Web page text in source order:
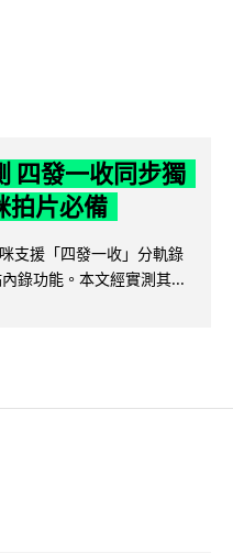
四發一收同步獨
拍片必備
支援「四發一收」分軌錄
錄功能。本文經實測其...